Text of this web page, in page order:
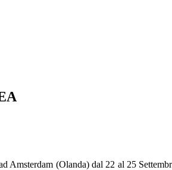
Amsterdam (Olanda) dal 22 al 25